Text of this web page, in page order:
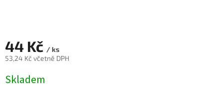
44 Kč / ks
53,24 Kč včetně DPH
cena:
Skladem